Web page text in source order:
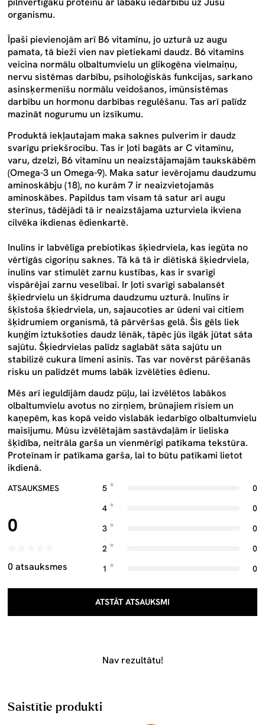
organismu.
Īpaši pievienojām arī B6 vitamīnu, jo uzturā uz augu
pamata, tā bieži vien nav pietiekami daudz. B6 vitamīns
veicina normālu olbaltumvielu un glikogēna vielmaiņu,
nervu sistēmas darbību, psiholoģiskās funkcijas, sarkano
asinsķermenīšu normālu veidošanos, imūnsistēmas
darbību un hormonu darbības regulēšanu. Tas arī palīdz
mazināt nogurumu un izsīkumu.
Produktā iekļautajam maka saknes pulverim ir daudz
svarīgu priekšrocību. Tas ir ļoti bagāts ar C vitamīnu,
varu, dzelzi, B6 vitamīnu un neaizstājamajām taukskābēm
(Omega-3 un Omega-9). Maka satur ievērojamu daudzumu
aminoskābju (18), no kurām 7 ir neaizvietojamās
aminoskābes. Papildus tam visam tā satur arī augu
sterīnus, tādējādi tā ir neaizstājama uzturviela ikviena
cilvēka ikdienas ēdienkartē.
Inulīns ir labvēlīga prebiotikas šķiedrviela, kas iegūta no
vērtīgās cigoriņu saknes. Tā kā tā ir diētiskā šķiedrviela,
inulīns var stimulēt zarnu kustības, kas ir svarīgi
vispārējai zarnu veselībai. Ir ļoti svarīgi sabalansēt
šķiedrvielu un šķidruma daudzumu uzturā. Inulīns ir
šķīstoša šķiedrviela, un, sajaucoties ar ūdeni vai citiem
šķidrumiem organismā, tā pārvēršas gelā. Šis gēls liek
kuņģim iztukšoties daudz lēnāk, tāpēc jūs ilgāk jūtat sāta
sajūtu. Šķiedrvielas palīdz saglabāt sāta sajūtu un
stabilizē cukura līmeni asinīs. Tas var novērst pārēšanās
risku un palīdzēt mums labāk izvēlēties ēdienu.
Mēs arī ieguldījām daudz pūļu, lai izvēlētos labākos
olbaltumvielu avotus nozirņiem, brūnajiem rīsiem un
kaņepēm, kas kopā veido vislabāk iedarbīgo olbaltumvielu
maisījumu. Mūsu izvēlētajām sastāvdaļām ir lieliska
šķīdība, neitrāla garša un vienmērīgi patīkama tekstūra.
Proteīnam ir patīkama garša, lai to būtu patīkami lietot
ikdienā.
ATSAUKSMES
0
0 atsauksmes
5
0
4
0
3
0
2
0
1
0
ATSTĀT ATSAUKSMI
Nav rezultātu!
Saistītie produkti